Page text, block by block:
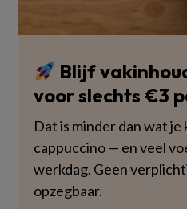
Blijf
voor slechts €3
Dat is minder dan wat
cappuccino — en veel
werkdag. Geen
opzegbaar.